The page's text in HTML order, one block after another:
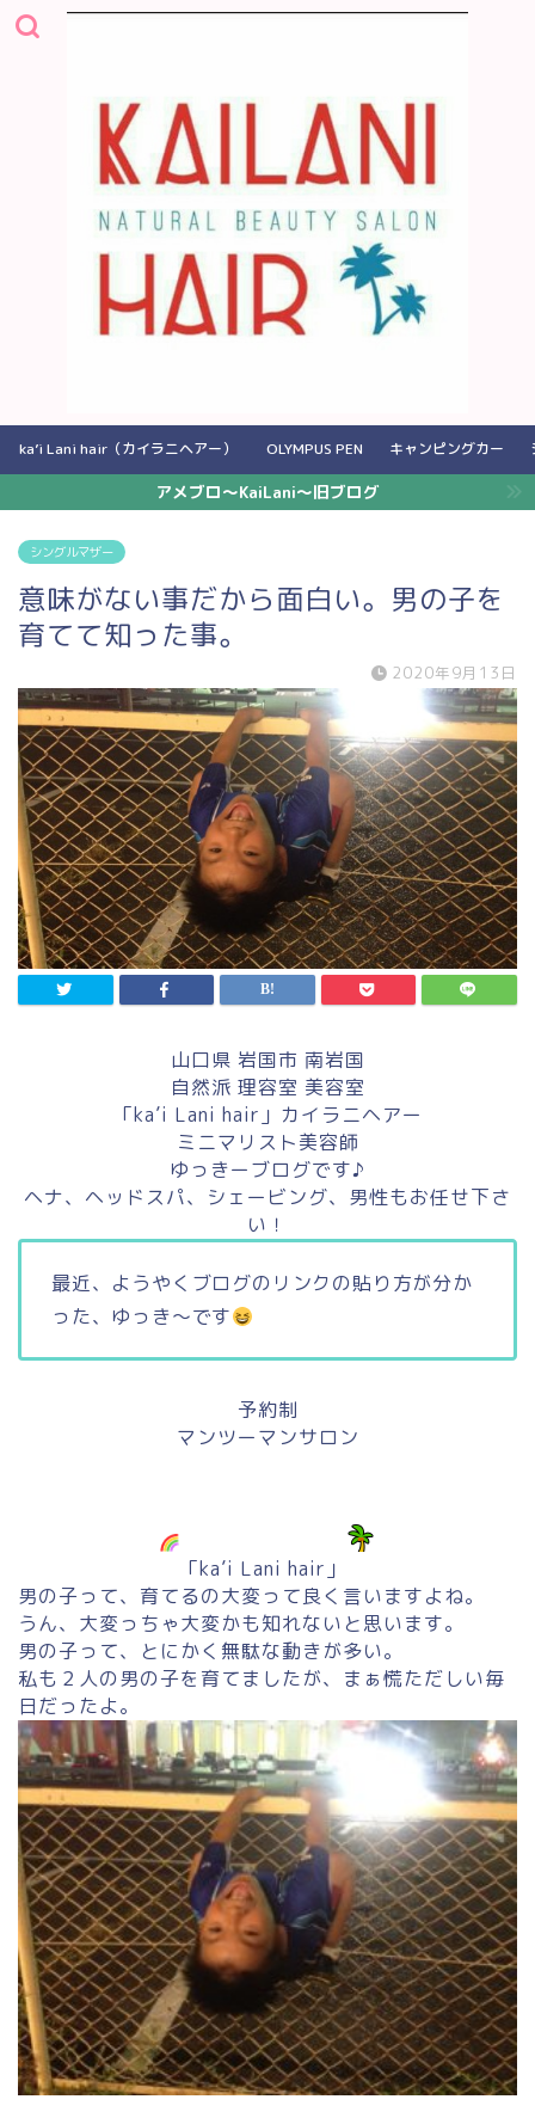
ka’i Lani hair（カイラニヘアー） OLYMPUS PEN キャンピングカー
アメブロ〜KaiLani〜旧ブログ
シングルマザー
意味がない事だから面白い。男の子を
育てて知った事。
2020年9月13日
山口県 岩国市 南岩国
自然派 理容室 美容室
「ka’i Lani hair」カイラニヘアー
ミニマリスト美容師
ゆっきーブログです♪
ヘナ、ヘッドスパ、シェービング、男性もお任せ下さ
い！
最近、ようやくブログのリンクの貼り方が分か
った、ゆっき〜です
予約制
マンツーマンサロン
「ka’i Lani hair」
男の子って、育てるの大変って良く言いますよね。
うん、大変っちゃ大変かも知れないと思います。
男の子って、とにかく無駄な動きが多い。
私も２人の男の子を育てましたが、まぁ慌ただしい毎
日だったよ。